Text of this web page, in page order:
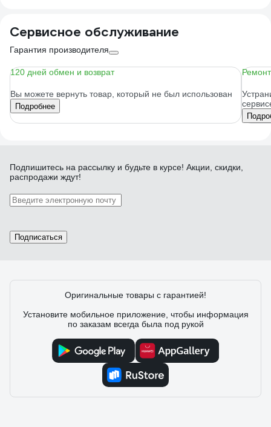
Сервисное обслуживание
Гарантия производителя
120 дней обмен и возврат
Вы можете вернуть товар, который не был использован
Подробнее
Подпишитесь на рассылку и будьте в курсе! Акции, скидки,
распродажи ждут!
Подписаться
Оригинальные товары с гарантией!
Установите мобильное приложение, чтобы информация
по заказам всегда была под рукой